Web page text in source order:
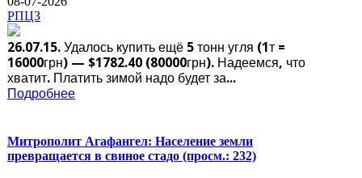
РПЦЗ
26.07.15. Удалось купить ещё 5 тонн угля (1т =
16000грн) — $1782.40 (80000грн). Надеемся, что
хватит. Платить зимой надо будет за...
Подробнее
Митрополит Агафангел: Население земли
превращается в свиное стадо (просм.: 232)